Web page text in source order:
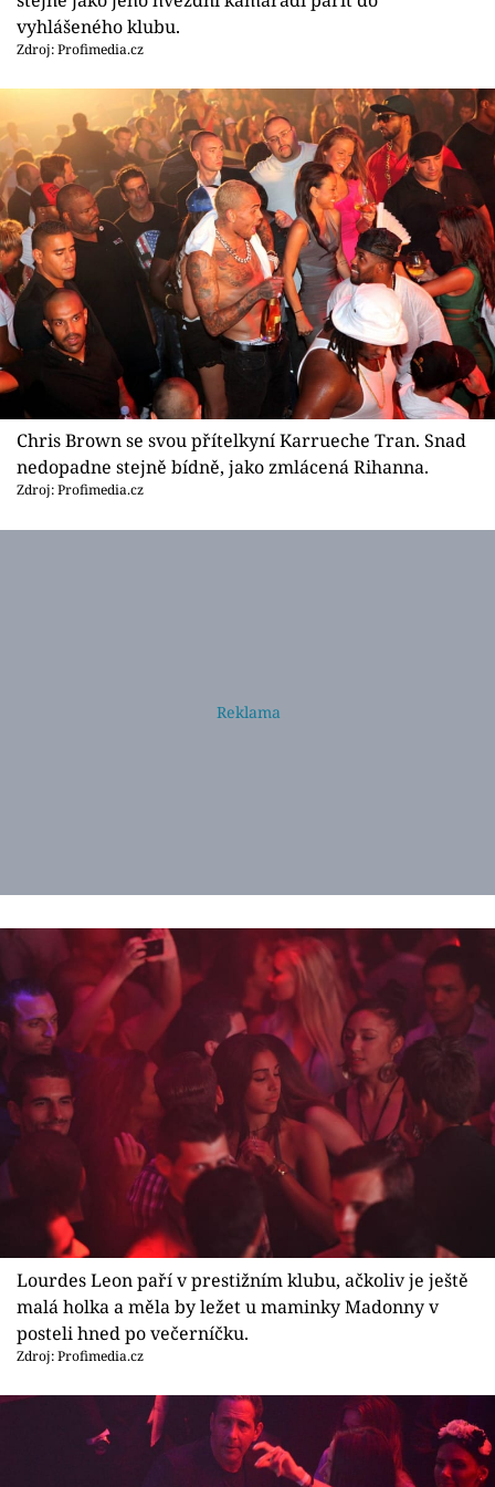
Videa
Sledujte prima+
Přihlášení
Sledujte nás
vyhlášeného klubu.
Zdroj: Profimedia.cz
Chris Brown se svou přítelkyní Karrueche Tran. Snad
nedopadne stejně bídně, jako zmlácená Rihanna.
Zdroj: Profimedia.cz
Lourdes Leon paří v prestižním klubu, ačkoliv je ještě
malá holka a měla by ležet u maminky Madonny v
posteli hned po večerníčku.
Zdroj: Profimedia.cz